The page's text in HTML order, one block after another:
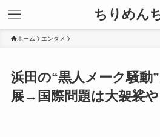
ちりめん
ホーム エンタメ
浜田の“黒人メーク騒動
展→国際問題は大袈裟や